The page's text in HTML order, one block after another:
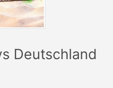
Deutschland